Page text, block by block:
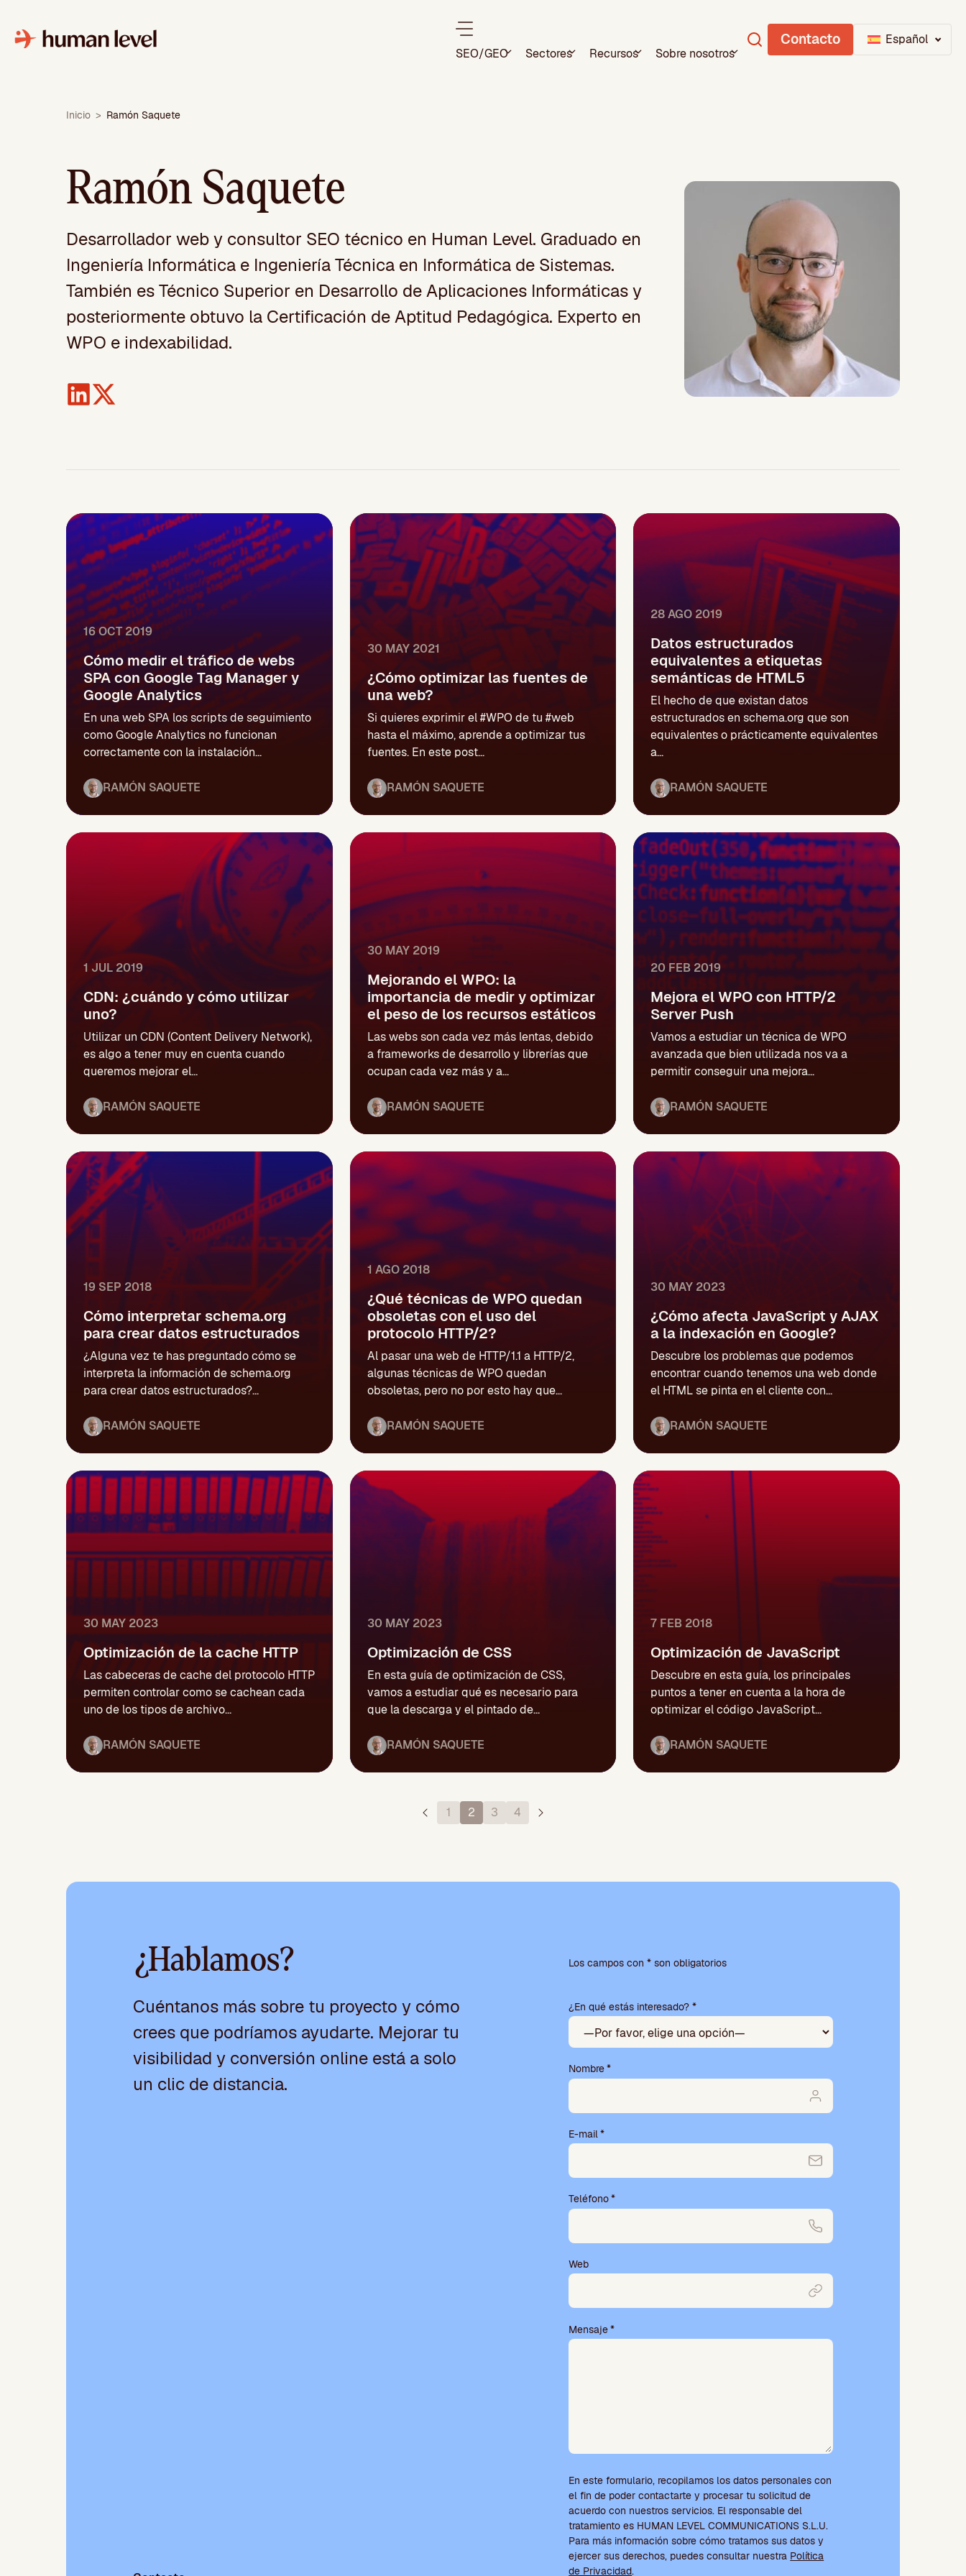
contenido
SEO/GEO Sectores Recursos Sobre nosotros
Contacto Español
Inicio > Ramón Saquete
Ramón Saquete
Desarrollador web y consultor SEO técnico en Human Level. Graduado en
Ingeniería Informática e Ingeniería Técnica en Informática de Sistemas.
También es Técnico Superior en Desarrollo de Aplicaciones Informáticas y
posteriormente obtuvo la Certificación de Aptitud Pedagógica. Experto en
WPO e indexabilidad.
16 OCT 2019
Cómo medir el tráfico de webs
SPA con Google Tag Manager y
Google Analytics
En una web SPA los scripts de seguimiento
como Google Analytics no funcionan
correctamente con la instalación...
RAMÓN SAQUETE
30 MAY 2021
¿Cómo optimizar las fuentes de
una web?
Si quieres exprimir el #WPO de tu #web
hasta el máximo, aprende a optimizar tus
fuentes. En este post...
RAMÓN SAQUETE
28 AGO 2019
Datos estructurados
equivalentes a etiquetas
semánticas de HTML5
El hecho de que existan datos
estructurados en schema.org que son
equivalentes o prácticamente equivalentes
a...
RAMÓN SAQUETE
1 JUL 2019
CDN: ¿cuándo y cómo utilizar
uno?
Utilizar un CDN (Content Delivery Network),
es algo a tener muy en cuenta cuando
queremos mejorar el...
RAMÓN SAQUETE
30 MAY 2019
Mejorando el WPO: la
importancia de medir y optimizar
el peso de los recursos estáticos
Las webs son cada vez más lentas, debido
a frameworks de desarrollo y librerías que
ocupan cada vez más y a...
RAMÓN SAQUETE
20 FEB 2019
Mejora el WPO con HTTP/2
Server Push
Vamos a estudiar un técnica de WPO
avanzada que bien utilizada nos va a
permitir conseguir una mejora...
RAMÓN SAQUETE
19 SEP 2018
Cómo interpretar schema.org
para crear datos estructurados
¿Alguna vez te has preguntado cómo se
interpreta la información de schema.org
para crear datos estructurados?...
RAMÓN SAQUETE
1 AGO 2018
¿Qué técnicas de WPO quedan
obsoletas con el uso del
protocolo HTTP/2?
Al pasar una web de HTTP/1.1 a HTTP/2,
algunas técnicas de WPO quedan
obsoletas, pero no por esto hay que...
RAMÓN SAQUETE
30 MAY 2023
¿Cómo afecta JavaScript y AJAX
a la indexación en Google?
Descubre los problemas que podemos
encontrar cuando tenemos una web donde
el HTML se pinta en el cliente con...
RAMÓN SAQUETE
30 MAY 2023
Optimización de la cache HTTP
Las cabeceras de cache del protocolo HTTP
permiten controlar como se cachean cada
uno de los tipos de archivo...
RAMÓN SAQUETE
30 MAY 2023
Optimización de CSS
En esta guía de optimización de CSS,
vamos a estudiar qué es necesario para
que la descarga y el pintado de...
RAMÓN SAQUETE
7 FEB 2018
Optimización de JavaScript
Descubre en esta guía, los principales
puntos a tener en cuenta a la hora de
optimizar el código JavaScript...
RAMÓN SAQUETE
1 2 3 4
¿Hablamos?
Cuéntanos más sobre tu proyecto y cómo
crees que podríamos ayudarte. Mejorar tu
visibilidad y conversión online está a solo
un clic de distancia.
o
a
v
,
d
j
a
e
t
c
o
v
c
í
o
Los campos con * son obligatorios
¿En qué estás interesado? *
Nombre*
E-mail*
Teléfono*
Web
Mensaje*
En este formulario, recopilamos los datos personales con
el fin de poder contactarte y procesar tu solicitud de
acuerdo con nuestros servicios. El responsable del
tratamiento es HUMAN LEVEL COMMUNICATIONS S.L.U.
Para más información sobre cómo tratamos sus datos y
ejercer sus derechos, puedes consultar nuestra Política
de Privacidad.